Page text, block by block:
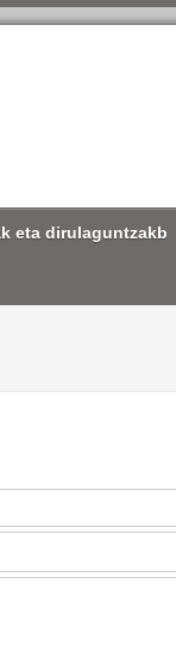
eta dirulaguntzakb